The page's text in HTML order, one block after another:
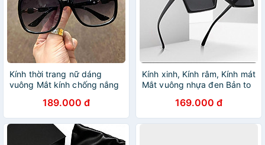
Kính thời trang nữ dáng
vuông Mắt kính chống nắng
189.000 đ
Kính xinh, Kính râm, Kính mát
Mắt vuông nhựa đen Bản to
169.000 đ